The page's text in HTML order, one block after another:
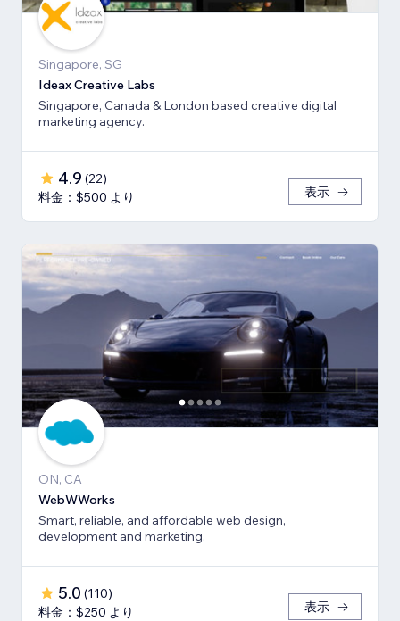
Singapore, SG
Ideax Creative Labs
Singapore, Canada & London based creative digital
marketing agency.
4.9 (22)
料金：$500 より
表示
ON, CA
WebWWorks
Smart, reliable, and affordable web design,
development and marketing.
5.0 (110)
料金：$250 より
表示